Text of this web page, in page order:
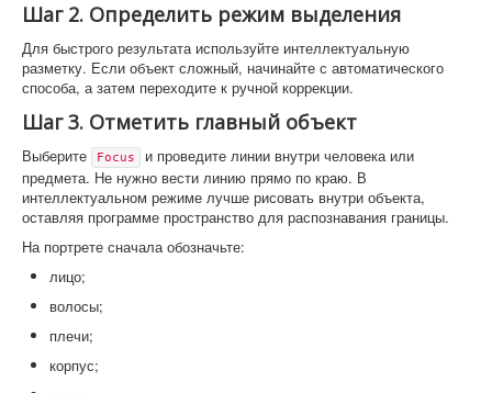
Шаг 2. Определить режим выделения
Для быстрого результата используйте интеллектуальную
разметку. Если объект сложный, начинайте с автоматического
способа, а затем переходите к ручной коррекции.
Шаг 3. Отметить главный объект
Выберите Focus
и проведите линии внутри человека или
предмета. Не нужно вести линию прямо по краю. В
интеллектуальном режиме лучше рисовать внутри объекта,
оставляя программе пространство для распознавания границы.
На портрете сначала обозначьте:
лицо;
волосы;
плечи;
корпус;